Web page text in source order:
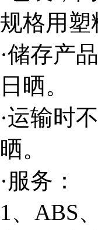
规格用
·储存产
日晒。
·运输时
晒。
·服务：
1、ABS